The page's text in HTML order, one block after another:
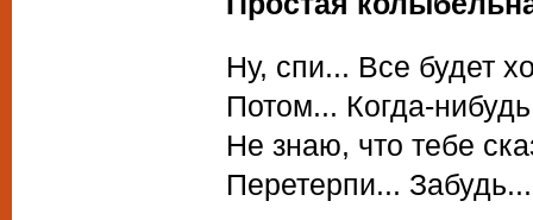
Ну, спи... Все будет
Потом... Когда-
Не знаю, что тебе
Перетерпи... Забудь...